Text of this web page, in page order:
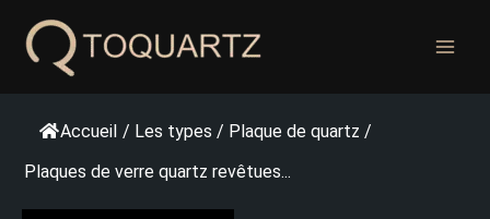
content
Accueil / Les types / Plaque de quartz /
Plaques de verre quartz revêtues...